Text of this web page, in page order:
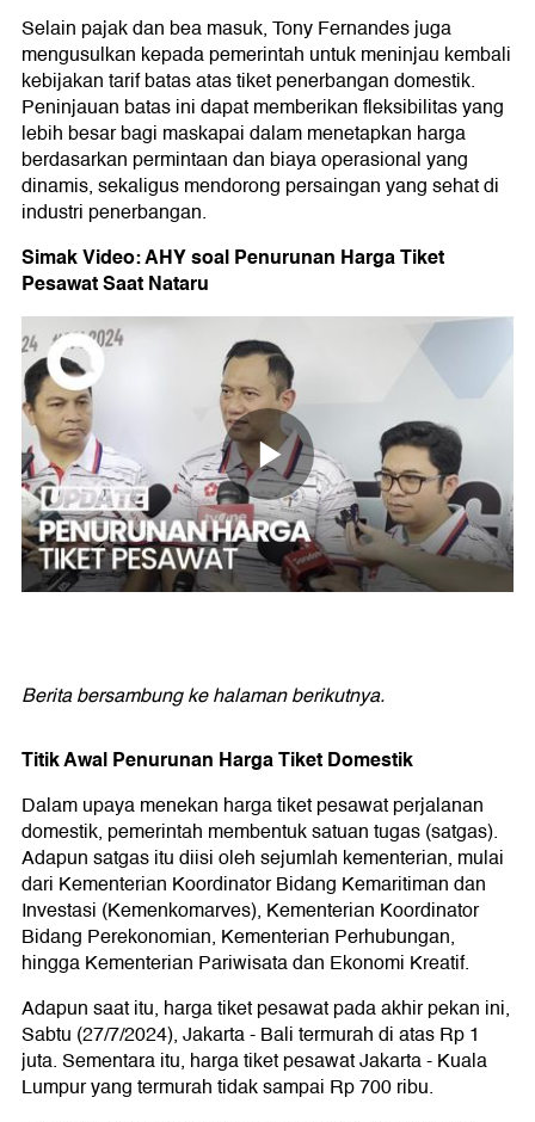
Selain pajak dan bea masuk, Tony Fernandes juga
mengusulkan kepada pemerintah untuk meninjau kembali
kebijakan tarif batas atas tiket penerbangan domestik.
Peninjauan batas ini dapat memberikan fleksibilitas yang
lebih besar bagi maskapai dalam menetapkan harga
berdasarkan permintaan dan biaya operasional yang
dinamis, sekaligus mendorong persaingan yang sehat di
industri penerbangan.
Simak Video: AHY soal Penurunan Harga Tiket
Pesawat Saat Nataru
Berita bersambung ke halaman berikutnya.
Titik Awal Penurunan Harga Tiket Domestik
Dalam upaya menekan harga tiket pesawat perjalanan
domestik, pemerintah membentuk satuan tugas (satgas).
Adapun satgas itu diisi oleh sejumlah kementerian, mulai
dari Kementerian Koordinator Bidang Kemaritiman dan
Investasi (Kemenkomarves), Kementerian Koordinator
Bidang Perekonomian, Kementerian Perhubungan,
hingga Kementerian Pariwisata dan Ekonomi Kreatif.
Adapun saat itu, harga tiket pesawat pada akhir pekan ini,
Sabtu (27/7/2024), Jakarta - Bali termurah di atas Rp 1
juta. Sementara itu, harga tiket pesawat Jakarta - Kuala
Lumpur yang termurah tidak sampai Rp 700 ribu.